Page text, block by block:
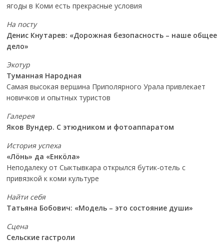
ягоды в Коми есть прекрасные условия
На посту
Денис Кнутарев: «Дорожная безопасность – наше общее
дело»
Экотур
Туманная Народная
Самая высокая вершина Приполярного Урала привлекает
новичков и опытных туристов
Галерея
Яков Вундер. С этюдником и фотоаппаратом
История успеха
«Лöнь» да «Енкöла»
Неподалеку от Сыктывкара открылся бутик-отель с
привязкой к коми культуре
Найти себя
Татьяна Бобович: «Модель – это состояние души»
Сцена
Сельские гастроли